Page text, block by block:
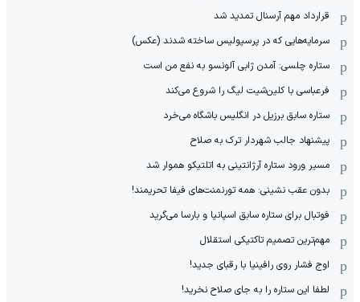
قرارداد مهم آرسنال تمدید شد
سرمایه‌هایی که در پرسپولیس ساخته شدند (عکس)
ستاره چلسی: آمدن ژابی آلونسو به نفع من است
فرعباسی با کلین‌شیت لیگ را شروع می‌کند
ستاره سابق برزیل در انگلیس باشگاه می‌خرد
پیشنهاد جالب شهردار ترک به صلاح
مسیر ورود ستاره آرژانتینی به اتلتیکو هموار شد
بدون عقب نشینی: همه تورنمنت‌های فیفا تحریمند!
فوتبال برای ستاره سابق اسپانیا و بارسا می‌گرید
مهم‌ترین تصمیم تاکتیکی استقلال
اوج فشار روی رافینیا با رقبای جدید!
لطفا این ستاره را به جای صلاح نخرید!